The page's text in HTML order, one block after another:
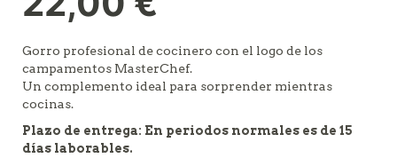
Gorro profesional de cocinero con el logo de los
campamentos MasterChef.
Un complemento ideal para sorprender mientras
cocinas.
Plazo de entrega: En periodos normales es de 15
días laborables.